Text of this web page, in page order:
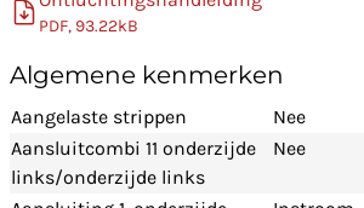
PDF, 93.22kB
Algemene kenmerken
Aangelaste strippen
Nee
Aansluitcombi 11 onderzijde
links/onderzijde links
Nee